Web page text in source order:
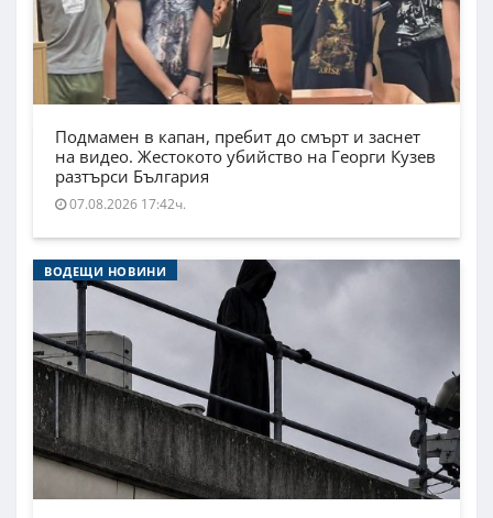
Подмамен в капан, пребит до смърт и заснет
на видео. Жестокото убийство на Георги Кузев
разтърси България
07.08.2026 17:42ч.
ВОДЕЩИ НОВИНИ